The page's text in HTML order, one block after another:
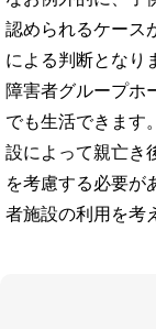
認められるケース
による判断となり
障害者グループホ
でも生活できます
設によって親亡き
を考慮する必要が
者施設の利用を考